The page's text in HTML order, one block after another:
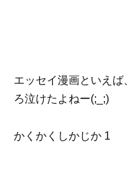
エッセイ漫画といえば
ろ泣けたよねー(;_;)
かくかくしかじか 1